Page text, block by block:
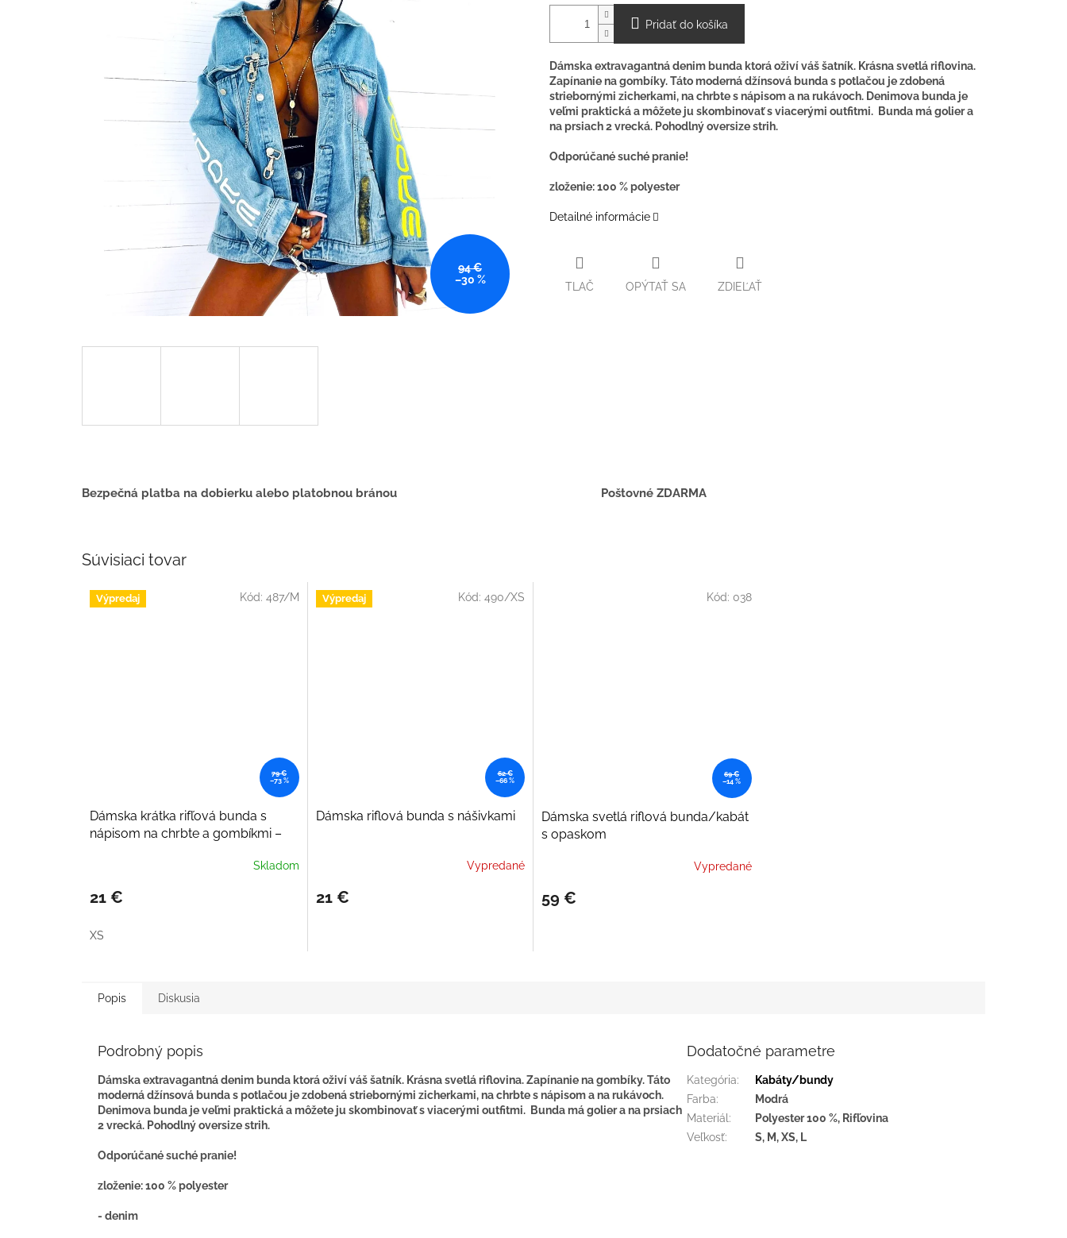
94 €
–30 %
Pridať do košíka
Dámska extravagantná denim bunda ktorá oživí váš šatník. Krásna svetlá riflovina.
Zapínanie na gombíky. Táto moderná džínsová bunda s potlačou je zdobená
striebornými zicherkami, na chrbte s nápisom a na rukávoch. Denimova bunda je
veľmi praktická a môžete ju skombinovať s viacerými outfitmi. Bunda má golier a
na prsiach 2 vrecká. Pohodlný oversize strih.
Odporúčané suché pranie!
zloženie: 100 % polyester
Detailné informácie
TLAČ OPÝTAŤ SA ZDIEĽAŤ
Bezpečná platba na dobierku alebo platobnou bránou Poštovné ZDARMA
Súvisiaci tovar
Výpredaj
79 €
–73 %
Dámska krátka rifľová bunda s
nápisom na chrbte a gombíkmi –
Skladom
21 €
XS
Kód: 487/M Výpredaj
62 €
–66 %
Dámska riflová bunda s nášivkami
Vypredané
21 €
Kód: 490/XS
69 €
–14 %
Dámska svetlá riflová bunda/kabát
s opaskom
Vypredané
59 €
Kód: 038
Popis Diskusia
Podrobný popis
Dámska extravagantná denim bunda ktorá oživí váš šatník. Krásna svetlá riflovina. Zapínanie na gombíky. Táto
moderná džínsová bunda s potlačou je zdobená striebornými zicherkami, na chrbte s nápisom a na rukávoch.
Denimova bunda je veľmi praktická a môžete ju skombinovať s viacerými outfitmi. Bunda má golier a na prsiach
2 vrecká. Pohodlný oversize strih.
Odporúčané suché pranie!
zloženie: 100 % polyester
- denim
Dodatočné parametre
Kategória:
Kabáty/bundy
Farba:
Modrá
Materiál:
Polyester 100 %, Rifľovina
Veľkosť: S, M, XS, L